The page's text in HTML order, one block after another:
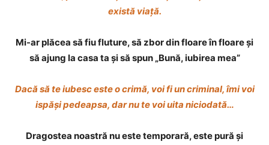
există viață.
Mi-ar plăcea să fiu fluture, să zbor din floare în floare și
să ajung la casa ta și să spun „Bună, iubirea mea”
Dacă să te iubesc este o crimă, voi fi un criminal, îmi voi
ispăși pedeapsa, dar nu te voi uita niciodată…
Dragostea noastră nu este temporară, este pură și